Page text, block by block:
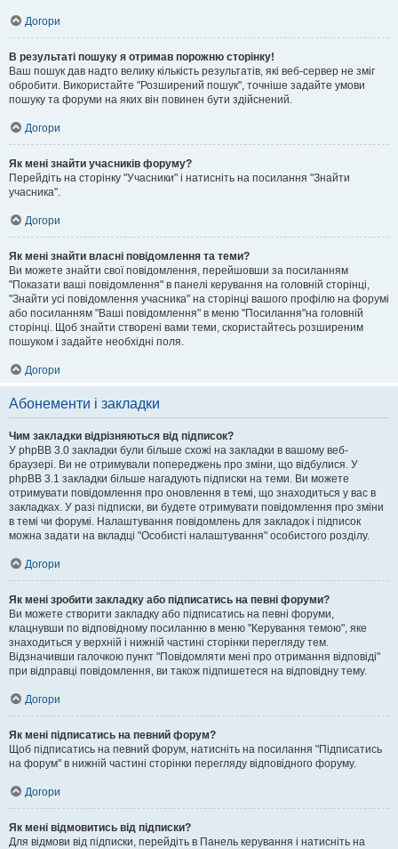
Догори
В результаті пошуку я отримав порожню сторінку!
Ваш пошук дав надто велику кількість результатів, які веб-сервер не зміг
обробити. Використайте "Розширений пошук", точніше задайте умови
пошуку та форуми на яких він повинен бути здійснений.
Догори
Як мені знайти учасників форуму?
Перейдіть на сторінку "Учасники" і натисніть на посилання "Знайти
учасника".
Догори
Як мені знайти власні повідомлення та теми?
Ви можете знайти свої повідомлення, перейшовши за посиланням
"Показати ваші повідомлення" в панелі керування на головній сторінці,
"Знайти усі повідомлення учасника" на сторінці вашого профілю на форумі
або посиланням "Ваші повідомлення" в меню "Посилання"на головній
сторінці. Щоб знайти створені вами теми, скористайтесь розширеним
пошуком і задайте необхідні поля.
Догори
Абонементи і закладки
Чим закладки відрізняються від підписок?
У phpBB 3.0 закладки були більше схожі на закладки в вашому веб-
браузері. Ви не отримували попереджень про зміни, що відбулися. У
phpBB 3.1 закладки більше нагадують підписки на теми. Ви можете
отримувати повідомлення про оновлення в темі, що знаходиться у вас в
закладках. У разі підписки, ви будете отримувати повідомлення про зміни
в темі чи форумі. Налаштування повідомлень для закладок і підписок
можна задати на вкладці "Особисті налаштування" особистого розділу.
Догори
Як мені зробити закладку або підписатись на певні форуми?
Ви можете створити закладку або підписатись на певні форуми,
клацнувши по відповідному посиланню в меню "Керування темою", яке
знаходиться у верхній і нижній частині сторінки перегляду тем.
Відзначивши галочкою пункт "Повідомляти мені про отримання відповіді"
при відправці повідомлення, ви також підпишетеся на відповідну тему.
Догори
Як мені підписатись на певний форум?
Щоб підписатись на певний форум, натисніть на посилання "Підписатись
на форум" в нижній частині сторінки перегляду відповідного форуму.
Догори
Як мені відмовитись від підписки?
Для відмови від підписки, перейдіть в Панель керування і натисніть на